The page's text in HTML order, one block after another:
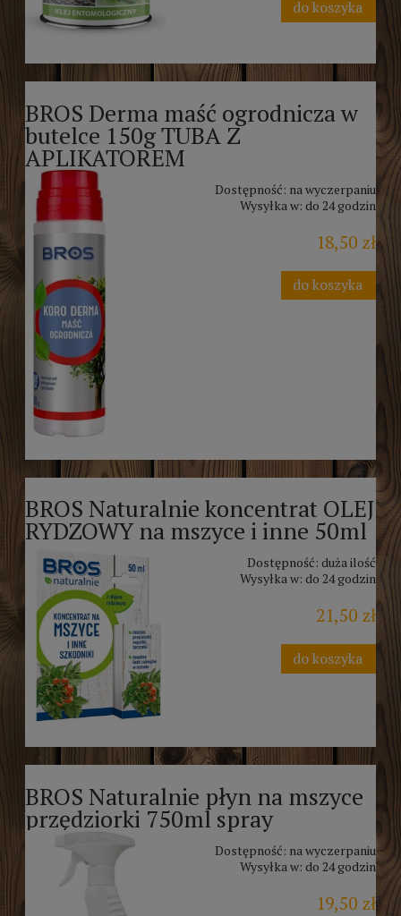
do koszyka
BROS Derma maść ogrodnicza w
butelce 150g TUBA Z
APLIKATOREM
Dostępność: na wyczerpaniu
Wysyłka w: do 24 godzin
18,50 zł
do koszyka
BROS Naturalnie koncentrat OLEJ
RYDZOWY na mszyce i inne 50ml
Dostępność: duża ilość
Wysyłka w: do 24 godzin
21,50 zł
do koszyka
BROS Naturalnie płyn na mszyce
przędziorki 750ml spray
Dostępność: na wyczerpaniu
Wysyłka w: do 24 godzin
19,50 zł